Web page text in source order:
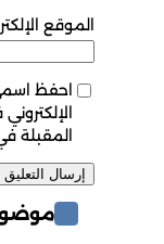
الموقع
احفظ
المقبلة